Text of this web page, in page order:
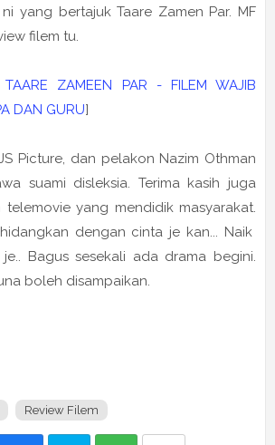
yang bertajuk Taare Zamen Par. MF
filem tu.
TAARE ZAMEEN PAR - FILEM WAJIB
DAN GURU]
Picture, dan pelakon Nazim Othman
suami disleksia. Terima kasih juga
telemovie yang mendidik masyarakat.
dengan cinta je kan... Naik
Bagus sesekali ada drama begini.
boleh disampaikan.
Review Filem